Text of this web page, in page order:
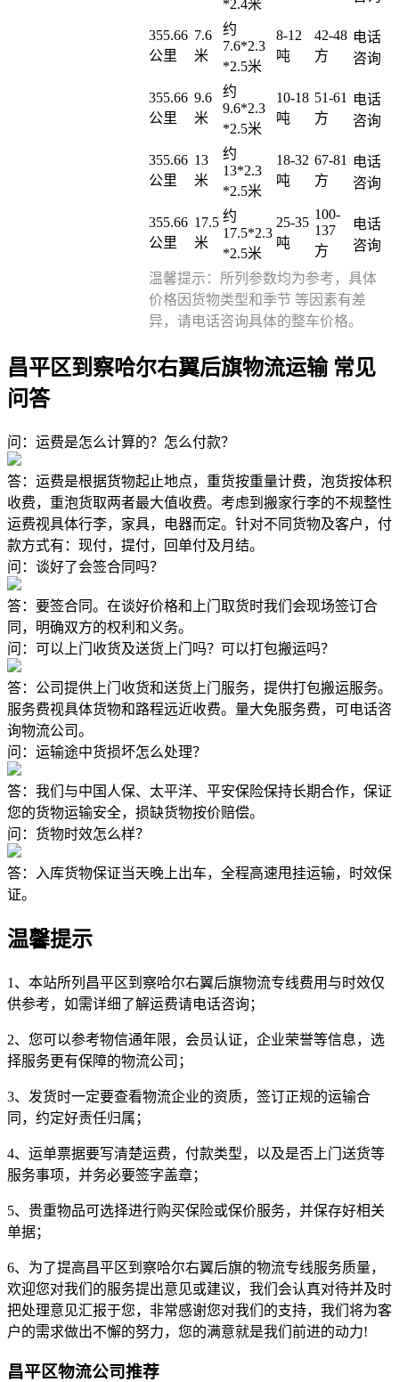
*2.4米
355.66
公里
7.6
米
约
7.6*2.3
*2.5米
8-12
吨
42-48
方
电话
咨询
355.66
公里
9.6
米
约
9.6*2.3
*2.5米
10-18
吨
51-61
方
电话
咨询
355.66
公里
13
米
约
13*2.3
*2.5米
18-32
吨
67-81
方
电话
咨询
355.66
公里
17.5
米
约
17.5*2.3
*2.5米
25-35
吨
100-
137
方
电话
咨询
温馨提示：所列参数均为参考，具体
价格因货物类型和季节 等因素有差
异，请电话咨询具体的整车价格。
昌平区到察哈尔右翼后旗物流运输 常见
问答
问：运费是怎么计算的？怎么付款？
答：运费是根据货物起止地点，重货按重量计费，泡货按体积
收费，重泡货取两者最大值收费。考虑到搬家行李的不规整性
运费视具体行李，家具，电器而定。针对不同货物及客户，付
款方式有：现付，提付，回单付及月结。
问：谈好了会签合同吗？
答：要签合同。在谈好价格和上门取货时我们会现场签订合
同，明确双方的权利和义务。
问：可以上门收货及送货上门吗？可以打包搬运吗？
答：公司提供上门收货和送货上门服务，提供打包搬运服务。
服务费视具体货物和路程远近收费。量大免服务费，可电话咨
询物流公司。
问：运输途中货损坏怎么处理？
答：我们与中国人保、太平洋、平安保险保持长期合作，保证
您的货物运输安全，损缺货物按价赔偿。
问：货物时效怎么样？
答：入库货物保证当天晚上出车，全程高速甩挂运输，时效保
证。
温馨提示
1、本站所列昌平区到察哈尔右翼后旗物流专线费用与时效仅
供参考，如需详细了解运费请电话咨询；
2、您可以参考物信通年限，会员认证，企业荣誉等信息，选
择服务更有保障的物流公司；
3、发货时一定要查看物流企业的资质，签订正规的运输合
同，约定好责任归属；
4、运单票据要写清楚运费，付款类型，以及是否上门送货等
服务事项，并务必要签字盖章；
5、贵重物品可选择进行购买保险或保价服务，并保存好相关
单据；
6、为了提高昌平区到察哈尔右翼后旗的物流专线服务质量，
欢迎您对我们的服务提出意见或建议，我们会认真对待并及时
把处理意见汇报于您，非常感谢您对我们的支持，我们将为客
户的需求做出不懈的努力，您的满意就是我们前进的动力!
昌平区物流公司推荐